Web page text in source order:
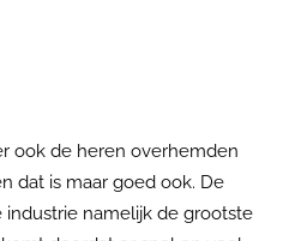
ook de heren overhemden
dat is maar goed ook. De
industrie namelijk de grootste